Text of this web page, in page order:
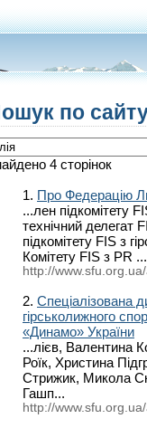
по
4 сторінок
1. Про Федерацію
...лен підкомітету
технічний делегат
підкомітету FIS з
Комітету FIS з PR ...
http://
2. Спеціалізована
гірськолижного
«Динамо» України
...лієв, Валентина
Роїк, Христина
Стрижик, Микола
Гашп...
http://